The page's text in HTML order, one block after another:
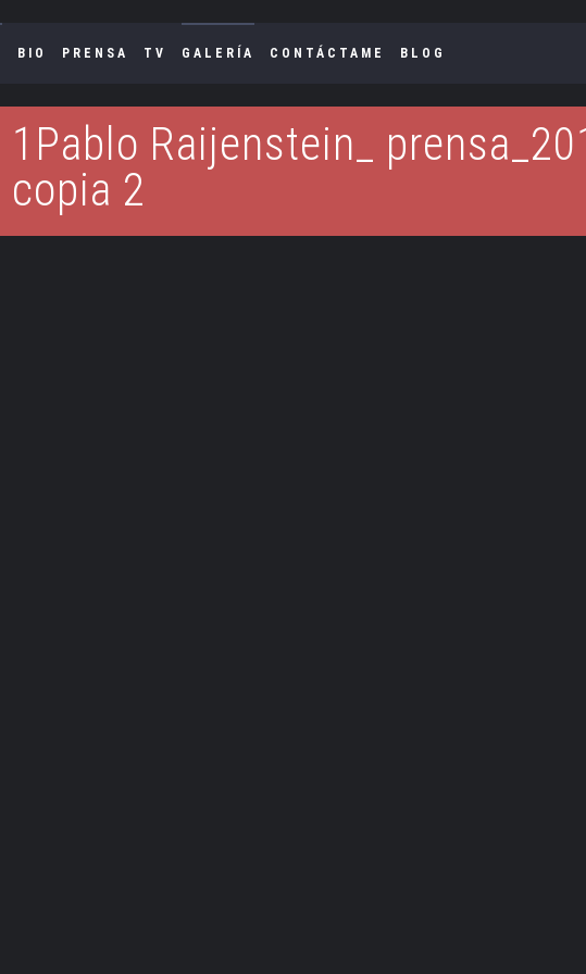
BIO PRENSA TV GALERÍA CONTÁCTAME BLOG
1Pablo Raijenstein_
copia 2